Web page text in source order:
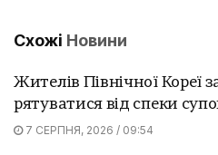
Схожі Новини
Жителів Північної Кореї
рятуватися від спеки
7 СЕРПНЯ, 2026 / 09:54